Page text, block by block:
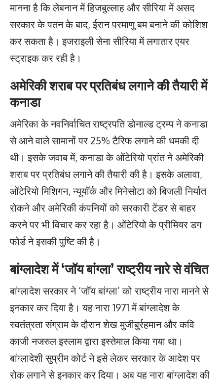
मानना है कि लेबनान में हिजबुल्लाह और सीरिया में असद
सरकार के पतन के बाद, ईरान परमाणु बम बनाने की कोशिश
कर सकता है। इजराइली सेना सीरिया में लगातार एयर
स्ट्राइक कर रही है।
अमेरिकी शराब पर प्रतिबंध लगाने की तैयारी में
कनाडा
अमेरिका के नवनिर्वाचित राष्ट्रपति डोनाल्ड ट्रम्प ने कनाडा
से आने वाले सामानों पर 25% टैरिफ लगाने की धमकी दी
थी। इसके जवाब में, कनाडा के ओंटेरियो प्रांत ने अमेरिकी
शराब पर प्रतिबंध लगाने की तैयारी की है। इसके अलावा,
ओंटेरियो मिशिगन, न्यूयॉर्क और मिनेसोटा को बिजली निर्यात
रोकने और अमेरिकी कंपनियों को सरकारी टेंडर से बाहर
करने पर भी विचार कर रहा है। ओंटेरियो के प्रीमियर डग
फोर्ड ने इसकी पुष्टि की है।
बांग्लादेश में ‘जॉय बांग्ला’ राष्ट्रीय नारे से वंचित
बांग्लादेश सरकार ने ‘जॉय बांग्ला’ को राष्ट्रीय नारा मानने से
इनकार कर दिया है। यह नारा 1971 में बांग्लादेश के
स्वतंत्रता संग्राम के दौरान शेख मुजीबुर्रहमान और कवि
काजी नजरुल इस्लाम द्वारा इस्तेमाल किया गया था।
बांग्लादेशी सुप्रीम कोर्ट ने इसे लेकर सरकार के आदेश पर
रोक लगाने से इनकार कर दिया। अब यह नारा बांग्लादेश की